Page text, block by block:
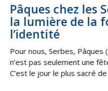
Pâques chez les
la lumière de la
l’identité
Pour nous, Serbes, Pâques
n’est pas seulement une
C’est le jour le plus sacré de